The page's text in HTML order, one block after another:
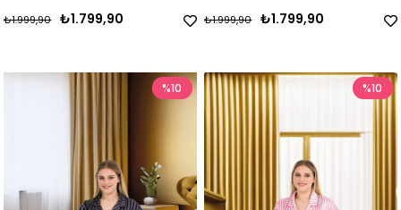
₺1.799,90
₺1.999,90 ₺1.799,90
₺1.999,90
%10 %10